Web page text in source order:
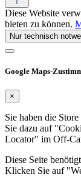
Diese Website
bieten zu können.
Nur technisch
Google Maps-
×
Sie haben die
Sie dazu auf
Locator" im Off-
Diese Seite
Klicken Sie auf